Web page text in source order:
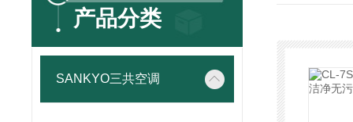
产品分类
SANKYO三共空调